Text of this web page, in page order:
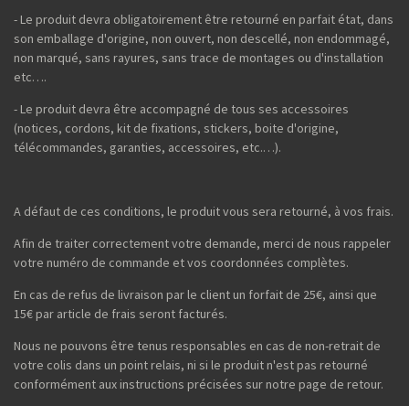
- Le produit devra obligatoirement être retourné en parfait état, dans
son emballage d'origine, non ouvert, non descellé, non endommagé,
non marqué, sans rayures, sans trace de montages ou d'installation
etc….
- Le produit devra être accompagné de tous ses accessoires
(notices, cordons, kit de fixations, stickers, boite d'origine,
télécommandes, garanties, accessoires, etc.…).
A défaut de ces conditions, le produit vous sera retourné, à vos frais.
Afin de traiter correctement votre demande, merci de nous rappeler
votre numéro de commande et vos coordonnées complètes.
En cas de refus de livraison par le client un forfait de 25€, ainsi que
15€ par article de frais seront facturés.
Nous ne pouvons être tenus responsables en cas de non-retrait de
votre colis dans un point relais, ni si le produit n'est pas retourné
conformément aux instructions précisées sur notre page de retour.